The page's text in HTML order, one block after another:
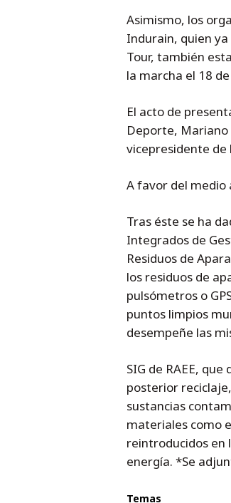
Asimismo, los
Indurain, quien
Tour, también
la marcha el 18
El acto de
Deporte, Mariano
vicepresidente de
A favor del medio
Tras éste se ha
Integrados de
Residuos de
los residuos de
pulsómetros o
puntos limpios
desempeñe las
SIG de RAEE,
posterior
sustancias
materiales como
reintroducidos en
energía. *Se
Temas